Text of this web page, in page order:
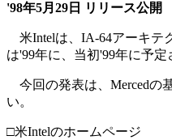
'98年5月29日 リリース公開
米Intelは、IA-64アーキテ
は'99年に、当初'99年に予
今回の発表は、Mercedの
い。
□米Intelのホームページ